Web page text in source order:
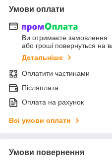
Умови оплати
Ви отримаєте замовлення
або гроші повернуться на
Детальніше
Оплатити частинами
Післяплата
Оплата на рахунок
Всі умови оплати
Умови повернення